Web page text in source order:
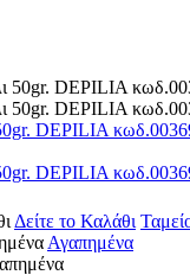
DEPILIA
DEPILIA
Δείτε το Καλάθι
Αγαπημένα